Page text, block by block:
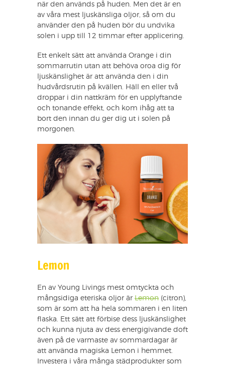
när den används på huden. Men det är en
av våra mest ljuskänsliga oljor, så om du
använder den på huden bör du undvika
solen i upp till 12 timmar efter applicering.
Ett enkelt sätt att använda Orange i din
sommarrutin utan att behöva oroa dig för
ljuskänslighet är att använda den i din
hudvårdsrutin på kvällen. Häll en eller två
droppar i din nattkräm för en upplyftande
och tonande effekt, och kom ihåg att ta
bort den innan du ger dig ut i solen på
morgonen.
Lemon
En av Young Livings mest omtyckta och
mångsidiga eteriska oljor är Lemon (citron),
som är som att ha hela sommaren i en liten
flaska. Ett sätt att förbise dess ljuskänslighet
och kunna njuta av dess energigivande doft
även på de varmaste av sommardagar är
att använda magiska Lemon i hemmet.
Investera i våra många städprodukter som